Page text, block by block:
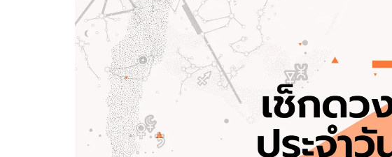
ดาวน์โหลดสนุกแอปฟรี ติดตามสนุกโซเชียลได้ที่
สงวนลิขสิทธิ์ ©2569บริษัท อิมเมจ ฟิวเจอร์ (ประเทศไทย) จำกัด